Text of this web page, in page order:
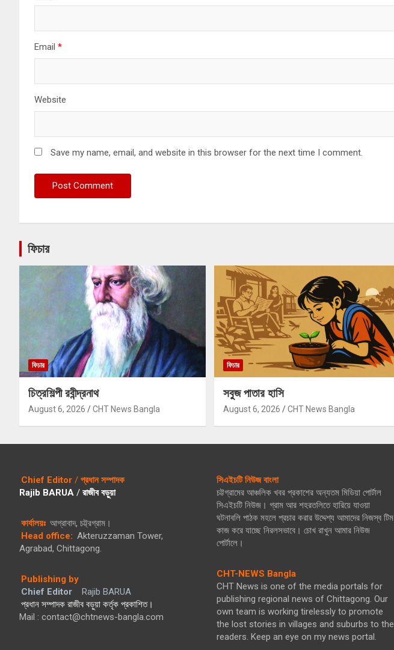
Email *
Website
Save my name, email, and website in this browser for the next time I comment.
ফিচার
ফিচার
চিত্রশিল্পী রবীন্দ্রনাথ
August 6, 2026 CHT News Bangla
ফিচার
সবুজ পাতার হাসি
August 6, 2026 CHT News Bangla
Chief Editor / প্রধান সম্পাদক
Rajib BARUA / রাজীব বড়ুয়া
কার্যালয়ঃ আগ্রাবাদ, চট্ট্রগ্রাম।
Head office: Akteruzzaman Tower,
Agrabad, Chittagong.
Publishing by
Chief Editor
Rajib BARUA
প্রধান সম্পাদক রাজীব বড়ুয়া কর্তৃক প্রকাশিত।
Mail : contact@chtnews-bangla.com
সিএইচটি নিউজ বাংলা
চট্টগ্রামের আঞ্চলিক খবর প্রকাশের অন্যতম মিডিয়া পোর্টাল
সিএইচটি নিউজ। গ্রাম আর শহরতলিতে হারিয়ে যাওয়া
ঘটনাবলি পাঠক মহলে প্রচার করার উদ্দেশ্য আমাদের নিজস্ব টিম
কাজ করে যাচ্ছে নিরলসভাবে। চোখ রাখুন আমার নিউজ
পোর্টালে।
CHT-NEWS Bangla
CHT News is one of the media portals for
publishing regional news of Chittagong. Our
own team is working tirelessly to promote
the lost stories in villages and suburbs to the
readers. Keep an eye on my news portal.